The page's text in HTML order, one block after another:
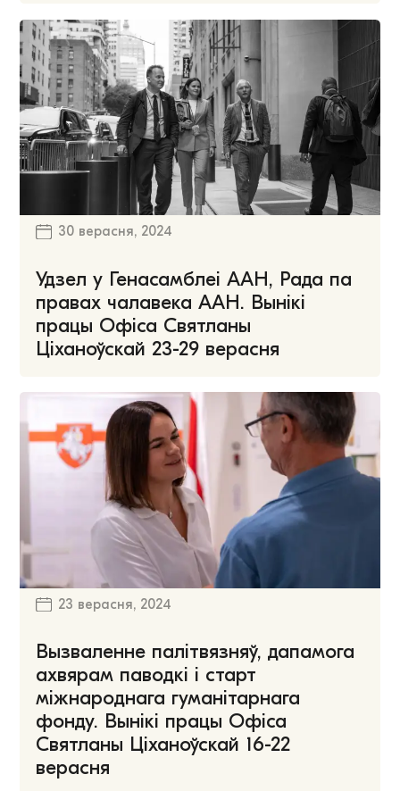
30 верасня, 2024
Удзел у Генасамблеі ААН, Рада па
правах чалавека ААН. Вынікі
працы Офіса Святланы
Ціханоўскай 23-29 верасня
23 верасня, 2024
Вызваленне палітвязняў, дапамога
ахвярам паводкі і старт
міжнароднага гуманітарнага
фонду. Вынікі працы Офіса
Святланы Ціханоўскай 16-22
верасня